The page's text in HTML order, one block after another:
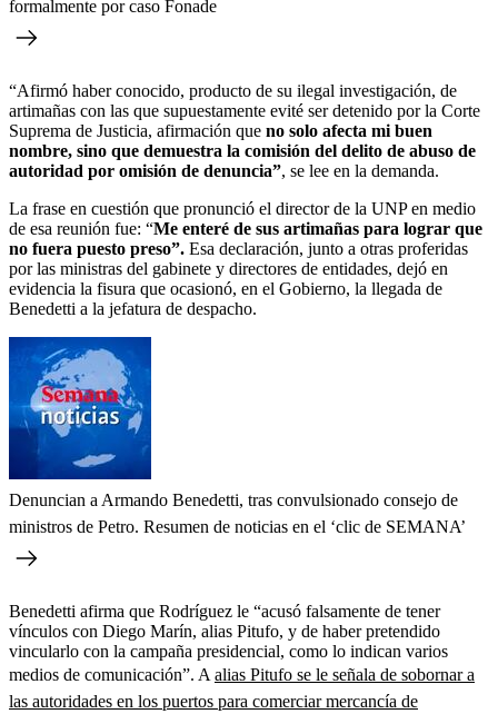
formalmente por caso Fonade
“Afirmó haber conocido, producto de su ilegal investigación, de
artimañas con las que supuestamente evité ser detenido por la Corte
Suprema de Justicia, afirmación que no solo afecta mi buen
nombre, sino que demuestra la comisión del delito de abuso de
autoridad por omisión de denuncia”, se lee en la demanda.
La frase en cuestión que pronunció el director de la UNP en medio
de esa reunión fue: “Me enteré de sus artimañas para lograr que
no fuera puesto preso”. Esa declaración, junto a otras proferidas
por las ministras del gabinete y directores de entidades, dejó en
evidencia la fisura que ocasionó, en el Gobierno, la llegada de
Benedetti a la jefatura de despacho.
Denuncian a Armando Benedetti, tras convulsionado consejo de
ministros de Petro. Resumen de noticias en el ‘clic de SEMANA’
Benedetti afirma que Rodríguez le “acusó falsamente de tener
vínculos con Diego Marín, alias Pitufo, y de haber pretendido
vincularlo con la campaña presidencial, como lo indican varios
medios de comunicación”. A alias Pitufo se le señala de sobornar a
las autoridades en los puertos para comerciar mercancía de